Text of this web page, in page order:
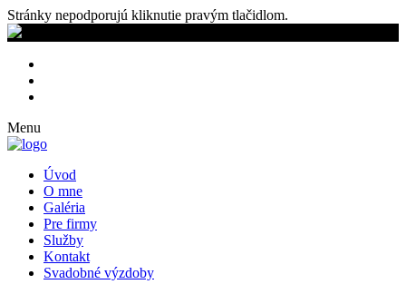
Stránky nepodporujú kliknutie pravým tlačidlom.
Menu
Úvod
O mne
Galéria
Pre firmy
Služby
Kontakt
Svadobné výzdoby